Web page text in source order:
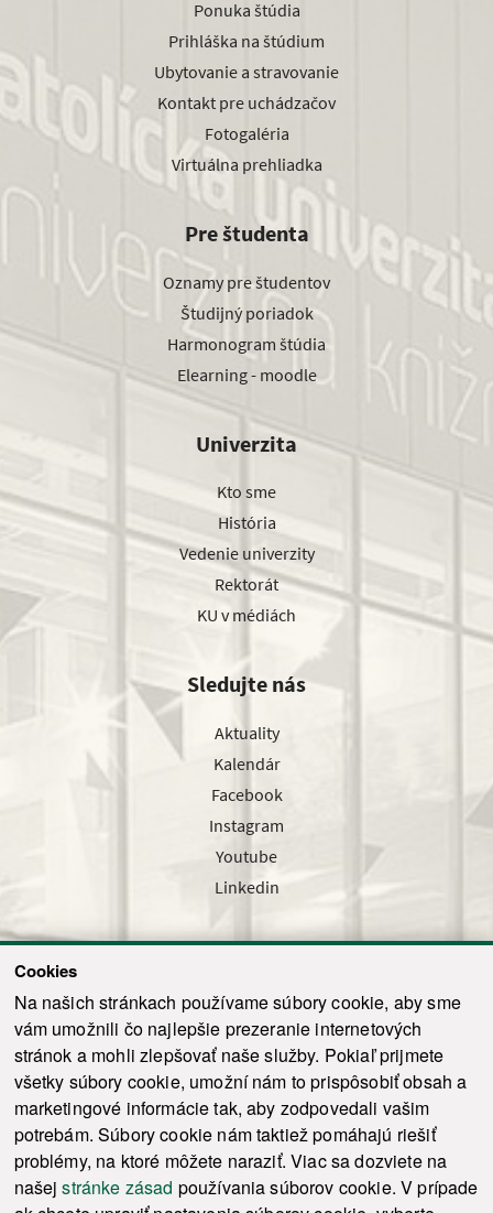
Cookies
Na našich stránkach používame súbory cookie, aby sme
vám umožnili čo najlepšie prezeranie internetových
stránok a mohli zlepšovať naše služby. Pokiaľ prijmete
všetky súbory cookie, umožní nám to prispôsobiť obsah a
marketingové informácie tak, aby zodpovedali vašim
potrebám. Súbory cookie nám taktiež pomáhajú riešiť
problémy, na ktoré môžete naraziť. Viac sa dozviete na
našejstránke zásad používania súborov cookie. V prípade
Ponuka štúdia
Prihláška na štúdium
Ubytovanie a stravovanie
Kontakt pre uchádzačov
Fotogaléria
Virtuálna prehliadka
Pre študenta
Oznamy pre študentov
Študijný poriadok
Harmonogram štúdia
Elearning - moodle
Univerzita
Kto sme
História
Vedenie univerzity
Rektorát
KU v médiách
Sledujte nás
Aktuality
Kalendár
Facebook
Instagram
Youtube
Linkedin
Odoslať
© 2021-2026 ku.sk. Všetky práva vyhradené. | Ochrana osobných údajov